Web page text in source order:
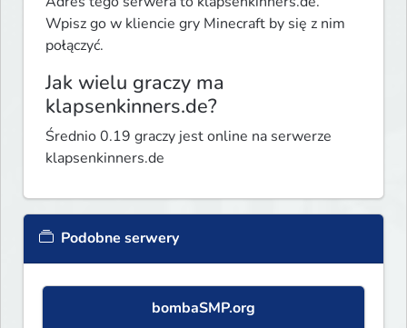
Wpisz go w kliencie gry Minecraft by się z nim
połączyć.
Jak wielu graczy ma
klapsenkinners.de?
Średnio 0.19 graczy jest online na serwerze
klapsenkinners.de
Podobne serwery
bombaSMP.org